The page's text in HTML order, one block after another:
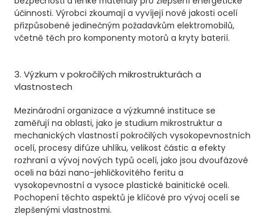
účinnosti. Výrobci zkoumají a vyvíjejí nové jakosti ocelí
přizpůsobené jedinečným požadavkům elektromobilů,
včetně těch pro komponenty motorů a kryty baterií.
3. Výzkum v pokročilých mikrostrukturách a
vlastnostech
Mezinárodní organizace a výzkumné instituce se
zaměřují na oblasti, jako je studium mikrostruktur a
mechanických vlastností pokročilých vysokopevnostních
ocelí, procesy difúze uhlíku, velikost částic a efekty
rozhraní a vývoj nových typů ocelí, jako jsou dvoufázové
oceli na bázi nano-jehličkovitého feritu a
vysokopevnostní a vysoce plastické bainitické oceli.
Pochopení těchto aspektů je klíčové pro vývoj ocelí se
zlepšenými vlastnostmi.